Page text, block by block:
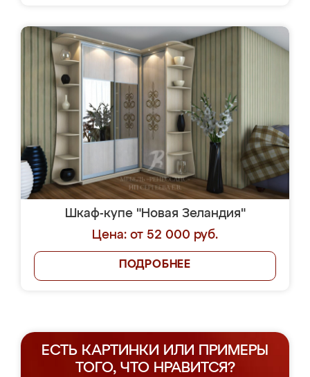
Шкаф-купе "Новая Зеландия"
Цена: от 52 000 руб.
ПОДРОБНЕЕ
ЕСТЬ КАРТИНКИ ИЛИ ПРИМЕРЫ
ТОГО, ЧТО НРАВИТСЯ?